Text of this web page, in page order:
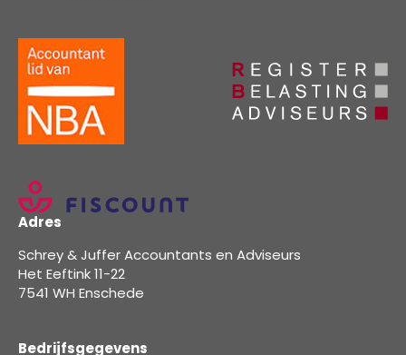
Adres
Schrey & Juffer Accountants en Adviseurs
Het Eeftink 11-22
7541 WH Enschede
Bedrijfsgegevens